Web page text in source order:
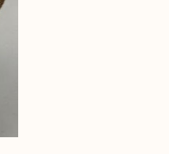
買取させていただきま